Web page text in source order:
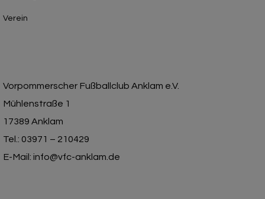
Verein
Vorpommerscher Fußballclub Anklam e.V.
Mühlenstraße 1
17389 Anklam
Tel.: 03971 – 210429
E-Mail: info@vfc-anklam.de